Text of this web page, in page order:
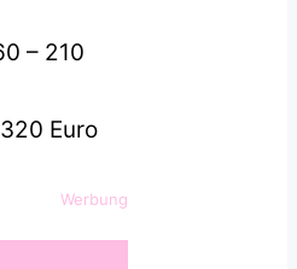
– 210
Euro
Werbung